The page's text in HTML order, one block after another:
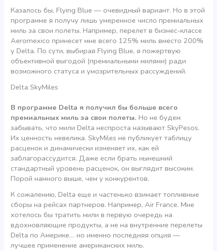
Казалось бы, Flying Blue — очевидный вариант. Но в этой
программе я получу лишь умеренное число премиальных
миль за свои полеты. Например, перелет в бизнес-классе
Aeromexico принесет мне всего 125% миль вместо 200%
у Delta. По сути, выбирая Flying Blue, я пожертвую
объективной выгодой (премиальными милями) ради
возможного статуса и умозрительных рассуждений.
Delta SkyMiles
В программе Delta я получил бы больше всего
премиальных миль за свои полеты. Но не будем
забывать, что мили Delta неспроста называют SkyPesos.
Их ценность невелика. SkyMiles не публикует таблицу
расценок и динамически изменяет их, как ей
заблагорассудится. Даже если брать нынешний
стандартный уровень расценок, он выглядит высоким.
Порой намного выше, чем у конкурентов.
К сожалению, Delta еще и частенько взимает топливные
сборы на рейсах партнеров. Например, Air France. Мне
хотелось бы тратить мили в первую очередь на
вдохновляющие продукты, а не на внутренние перелеты
Delta по Америке… но именно последняя опция —
лучшее применение американских миль.